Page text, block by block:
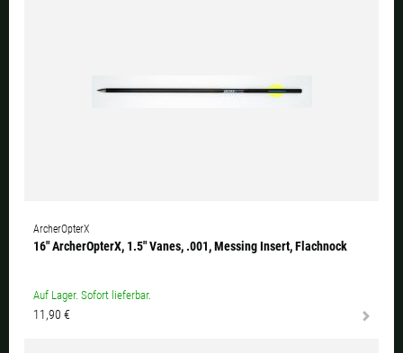
ArcherOpterX
16" ArcherOpterX, 1.5" Vanes, .001, Messing Insert, Flachnock
Auf Lager. Sofort lieferbar.
11,90 €